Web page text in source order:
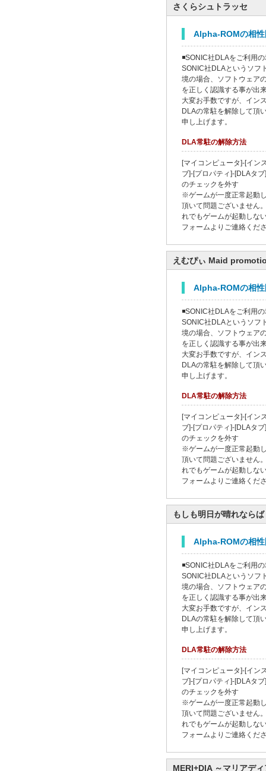
さくらシュトラッセ
Alpha-ROMの相
◾SONIC社DLAをご利用
SONIC社DLAというソフ
境の場合、ソフトウェア
を正しく認識する事が出
大変お手数ですが、イン
DLAの常駐を解除して頂
申し上げます。
DLA常駐の解除方法
[マイコンピュータ]-[イン
ブ]-[プロパティ]-[DLAタ
のチェックを外す
※ゲームが一度正常起動
頂いて問題ございません
れでもゲームが起動しな
フォームよりご連絡くだ
えむぴぃ Maid
Alpha-ROMの相
◾SONIC社DLAをご利用
SONIC社DLAというソフ
境の場合、ソフトウェア
を正しく認識する事が出
大変お手数ですが、イン
DLAの常駐を解除して頂
申し上げます。
DLA常駐の解除方法
[マイコンピュータ]-[イン
ブ]-[プロパティ]-[DLAタ
のチェックを外す
※ゲームが一度正常起動
頂いて問題ございません
れでもゲームが起動しな
フォームよりご連絡くだ
もしも明日が晴れならば
Alpha-ROMの相
◾SONIC社DLAをご利用
SONIC社DLAというソフ
境の場合、ソフトウェア
を正しく認識する事が出
大変お手数ですが、イン
DLAの常駐を解除して頂
申し上げます。
DLA常駐の解除方法
[マイコンピュータ]-[イン
ブ]-[プロパティ]-[DLAタ
のチェックを外す
※ゲームが一度正常起動
頂いて問題ございません
れでもゲームが起動しな
フォームよりご連絡くだ
MERI+DIA ～マリアデ